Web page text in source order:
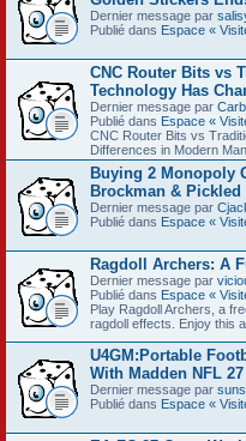
Dernier message par
Publié dans Espace «
CNC Router Bits vs
Technology Has
Dernier message par
Publié dans Espace «
CNC Router Bits vs
Differences in Modern
Buying 2 Monopoly
Brockman & Pickled
Dernier message par
Publié dans Espace «
Ragdoll Archers: A
Dernier message par
Publié dans Espace «
Play Ragdoll Archers, a
ragdoll effects. Enjoy this
U4GM:Portable
With Madden NFL 27
Dernier message par
Publié dans Espace «